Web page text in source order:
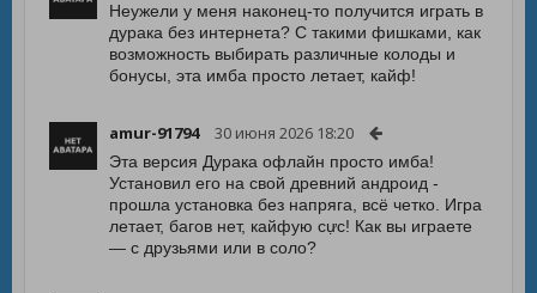
Неужели у меня наконец-то получится играть в
дурака без интернета? С такими фишками, как
возможность выбирать различные колоды и
бонусы, эта имба просто летает, кайф!
amur-91794 30 июня 2026 18:20
Эта версия Дурака офлайн просто имба!
Установил его на свой древний андроид -
прошла установка без напряга, всё четко. Игра
летает, багов нет, кайфую cực! Как вы играете
— с друзьями или в соло?